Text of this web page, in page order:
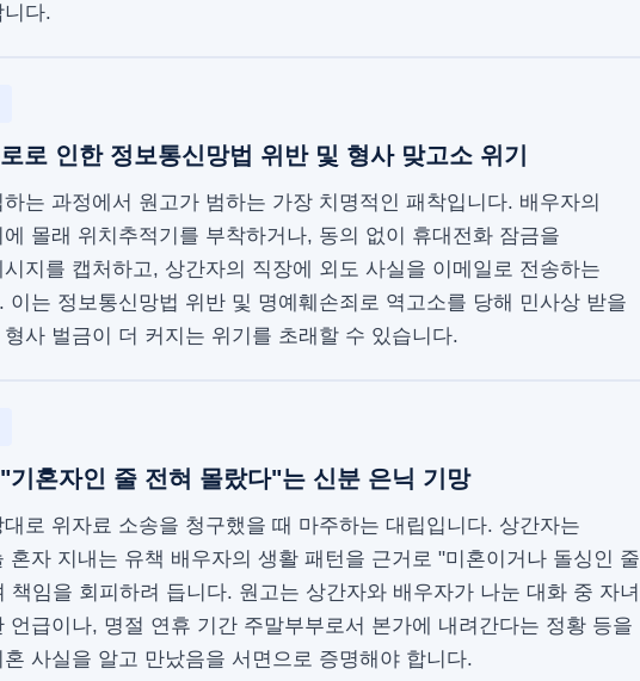
다.
로 인한 정보통신망법 위반 및 형사 맞고소 위기
는 과정에서 원고가 범하는 가장 치명적인 패착입니다. 배우자의
몰래 위치추적기를 부착하거나, 동의 없이 휴대전화 잠금을
지를 캡처하고, 상간자의 직장에 외도 사실을 이메일로 전송하는
이는 정보통신망법 위반 및 명예훼손죄로 역고소를 당해 민사상 받을
사 벌금이 더 커지는 위기를 초래할 수 있습니다.
기혼자인 줄 전혀 몰랐다"는 신분 은닉 기망
로 위자료 소송을 청구했을 때 마주하는 대립입니다. 상간자는
혼자 지내는 유책 배우자의 생활 패턴을 근거로 "미혼이거나 돌싱인 줄
책임을 회피하려 듭니다. 원고는 상간자와 배우자가 나눈 대화 중 자녀
언급이나, 명절 연휴 기간 주말부부로서 본가에 내려간다는 정황 등을
사실을 알고 만났음을 서면으로 증명해야 합니다.